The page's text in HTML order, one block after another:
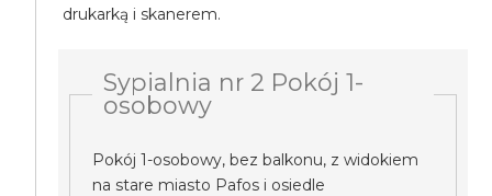
drukarką i skanerem.
Sypialnia nr 2 Pokój 1-
osobowy
Pokój 1-osobowy, bez balkonu, z widokiem
na stare miasto Pafos i osiedle